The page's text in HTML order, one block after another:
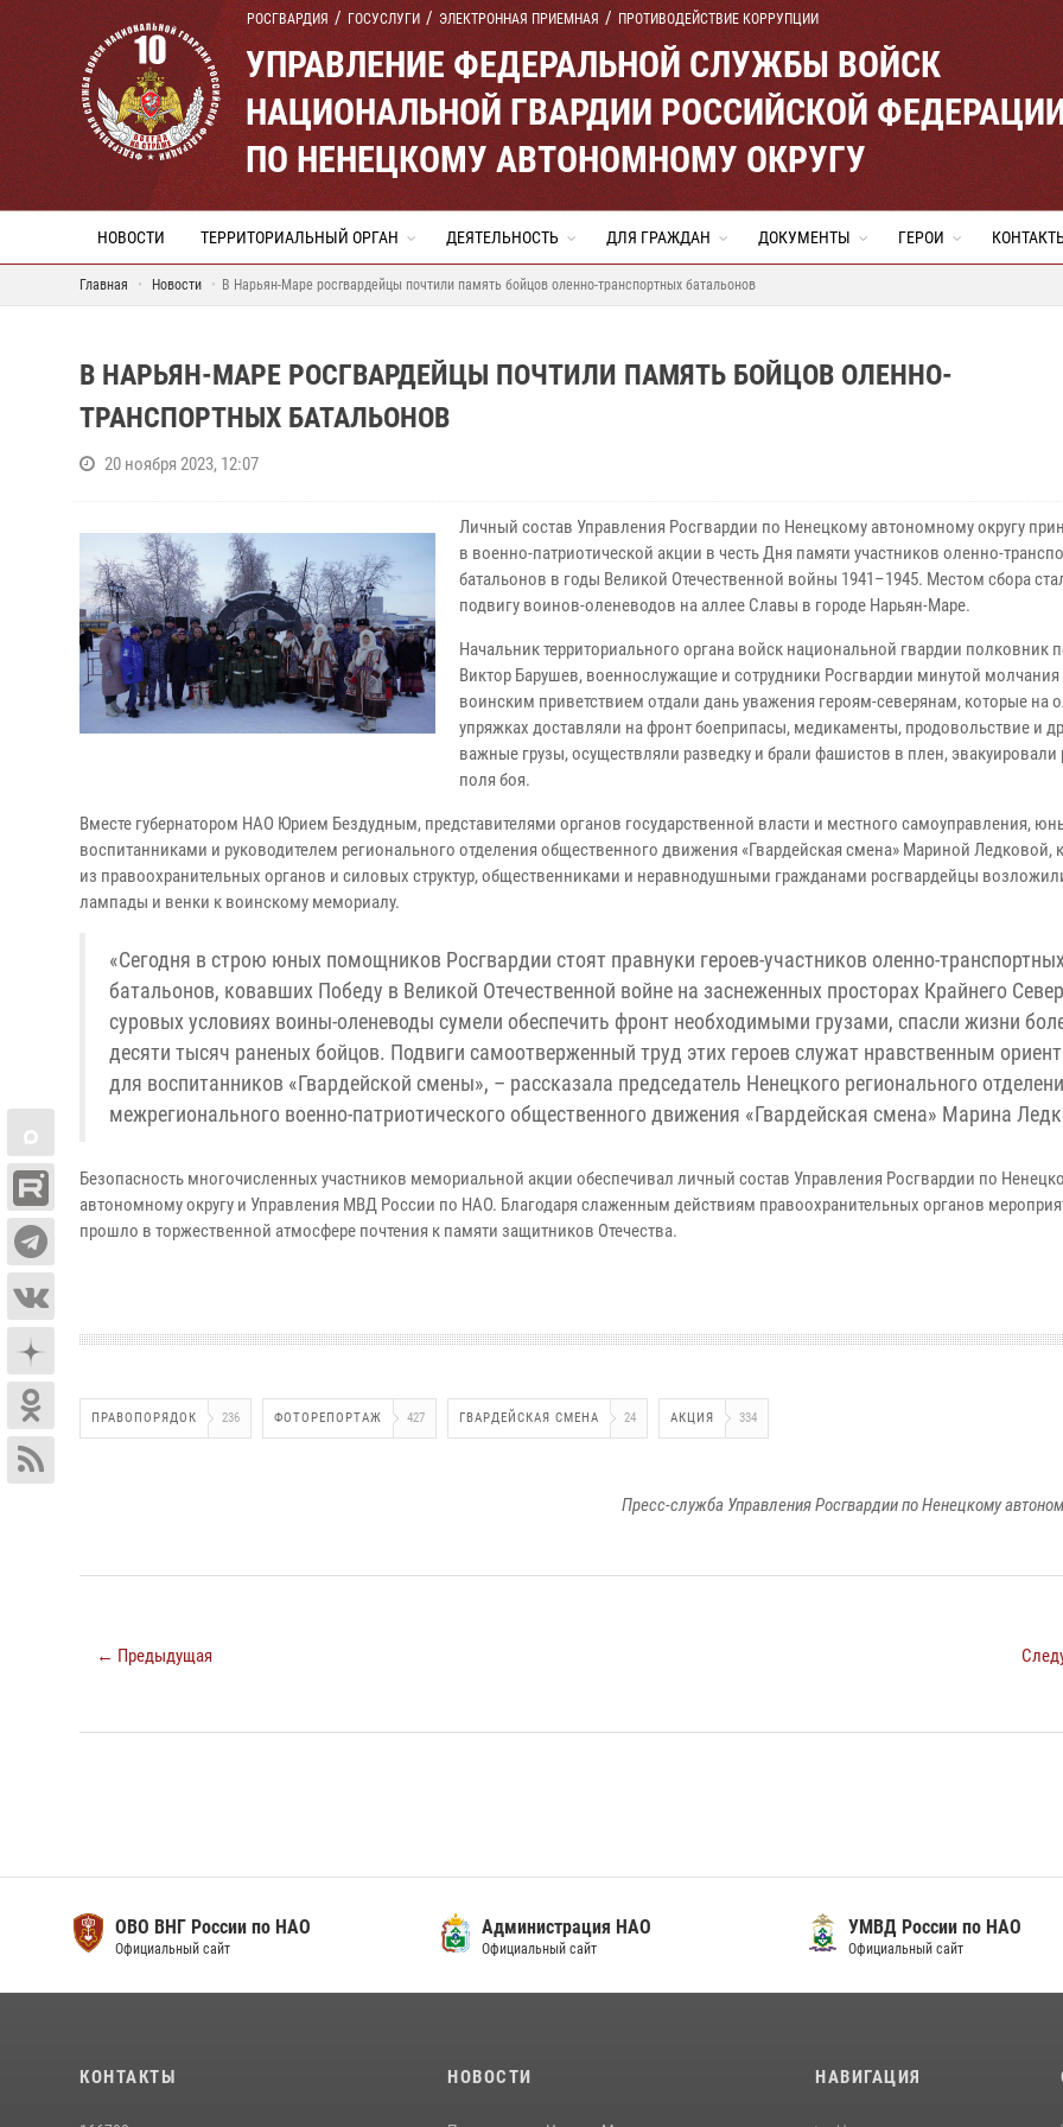
РОСГВАРДИЯ ГОСУСЛУГИ ЭЛЕКТРОННАЯ ПРИЕМНАЯ ПРОТИВОДЕЙСТВИЕ КОРРУПЦИИ
УПРАВЛЕНИЕ ФЕДЕРАЛЬНОЙ СЛУЖБЫ ВОЙСК
НАЦИОНАЛЬНОЙ ГВАРДИИ РОССИЙСКОЙ
ПО НЕНЕЦКОМУ АВТОНОМНОМУ ОКРУГУ
НОВОСТИ ТЕРРИТОРИАЛЬНЫЙ ОРГАН ДЕЯТЕЛЬНОСТЬ ДЛЯ ГРАЖДАН ДОКУМЕНТЫ ГЕРОИ
Главная Новости В Нарьян-Маре росгвардейцы почтили память бойцов оленно-транспортных батальонов
В НАРЬЯН-МАРЕ РОСГВАРДЕЙЦЫ ПОЧТИЛИ ПАМЯТЬ БОЙЦОВ ОЛЕННО-
ТРАНСПОРТНЫХ БАТАЛЬОНОВ
20 ноября 2023, 12:07
Личный состав Управления Росгвардии по Ненецкому автономному округу
в военно-патриотической акции в честь Дня памяти участников оленно-
батальонов в годы Великой Отечественной войны 1941–1945. Местом сбора
подвигу воинов-оленеводов на аллее Славы в городе Нарьян-Маре.
Начальник территориального органа войск национальной гвардии полковник
Виктор Барушев, военнослужащие и сотрудники Росгвардии минутой молчания
воинским приветствием отдали дань уважения героям-северянам, которые на
упряжках доставляли на фронт боеприпасы, медикаменты, продовольствие и
важные грузы, осуществляли разведку и брали фашистов в плен, эвакуировали
поля боя.
Вместе губернатором НАО Юрием Бездудным, представителями органов государственной власти и местного самоуправления,
воспитанниками и руководителем регионального отделения общественного движения «Гвардейская смена» Мариной Ледковой,
из правоохранительных органов и силовых структур, общественниками и неравнодушными гражданами росгвардейцы
лампады и венки к воинскому мемориалу.
«Сегодня в строю юных помощников Росгвардии стоят правнуки героев-участников оленно-
батальонов, ковавших Победу в Великой Отечественной войне на заснеженных просторах Крайнего
суровых условиях воины-оленеводы сумели обеспечить фронт необходимыми грузами, спасли жизни
десяти тысяч раненых бойцов. Подвиги самоотверженный труд этих героев служат нравственным
для воспитанников «Гвардейской смены», – рассказала председатель Ненецкого регионального
межрегионального военно-патриотического общественного движения «Гвардейская смена» Марина
Безопасность многочисленных участников мемориальной акции обеспечивал личный состав Управления Росгвардии по
автономному округу и Управления МВД России по НАО. Благодаря слаженным действиям правоохранительных органов
прошло в торжественной атмосфере почтения к памяти защитников Отечества.
ПРАВОПОРЯДОК 236 ФОТОРЕПОРТАЖ 427 ГВАРДЕЙСКАЯ СМЕНА 24 АКЦИЯ 334
Пресс-служба Управления Росгвардии по Ненецкому
← Предыдущая
ОВО ВНГ России по НАО
Официальный сайт
Администрация НАО
Официальный сайт
УМВД России по НАО
Официальный сайт
КОНТАКТЫ НОВОСТИ НАВИГАЦИЯ